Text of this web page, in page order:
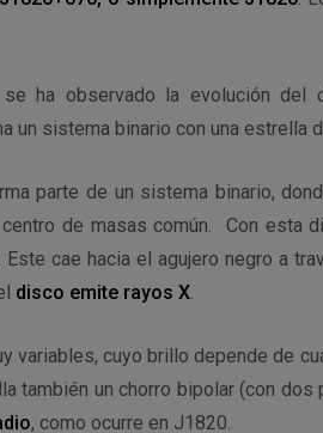
ha observado la evolución del
un sistema binario con una estrella
parte de un sistema binario,
de masas común. Con esta
cae hacia el agujero negro a
disco emite rayos X.
variables, cuyo brillo depende de
también un chorro bipolar (con
, como ocurre en J1820.